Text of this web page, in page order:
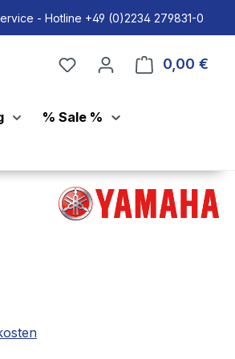
- Hotline +49 (0)2234 279831-0
0,00 €
% Sale %